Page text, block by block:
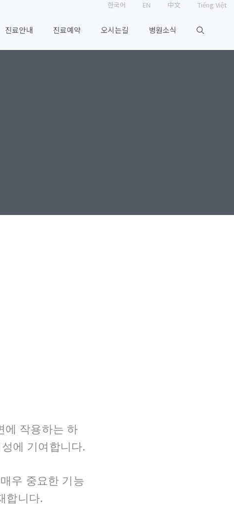
한국어 EN 中文 Tiếng Việt
진료안내 진료예약 오시는길 병원소식
에 작용하는 하
에 기여합니다.
우 중요한 기능
합니다.